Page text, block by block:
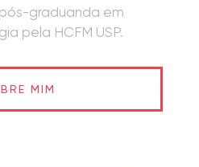
graduanda em
pela HCFM USP.
MIM